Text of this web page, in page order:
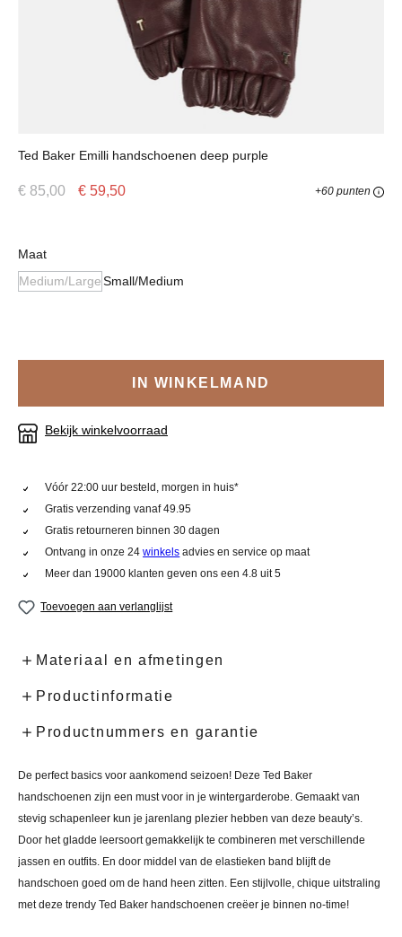
Ted Baker Emilli handschoenen deep purple
€ 85,00 € 59,50 +60 punten
Selecteer
Maat
Medium/LargeSmall/Medium
IN WINKELMAND
Bekijk winkelvoorraad
Vóór 22:00 uur besteld, morgen in huis*
Gratis verzending vanaf 49.95
Gratis retourneren binnen 30 dagen
Ontvang in onze 24winkels advies en service op maat
Meer dan 19000 klanten geven ons een 4.8 uit 5
Toevoegen aan verlanglijst
Materiaal en afmetingen
Productinformatie
Productnummers en garantie
De perfect basics voor aankomend seizoen! Deze Ted Baker
handschoenen zijn een must voor in je wintergarderobe. Gemaakt van
stevig schapenleer kun je jarenlang plezier hebben van deze beauty’s.
Door het gladde leersoort gemakkelijk te combineren met verschillende
jassen en outfits. En door middel van de elastieken band blijft de
handschoen goed om de hand heen zitten. Een stijlvolle, chique uitstraling
met deze trendy Ted Baker handschoenen creëer je binnen no-time!